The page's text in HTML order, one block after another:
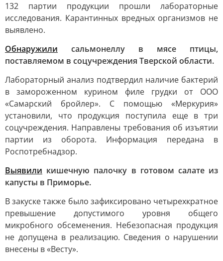
132 партии продукции прошли лабораторные
исследования. Карантинных вредных организмов не
выявлено.
Обнаружили сальмонеллу в мясе птицы,
поставляемом в соцучреждения Тверской области.
Лабораторный анализ подтвердил наличие бактерий
в замороженном курином филе грудки от ООО
«Самарский бройлер». С помощью «Меркурия»
установили, что продукция поступила еще в три
соцучреждения. Направлены требования об изъятии
партии из оборота. Информация передана в
Роспотребнадзор.
Выявили кишечную палочку в готовом салате из
капусты в Приморье.
В закуске также было зафиксировано четырехкратное
превышение допустимого уровня общего
микробного обсеменения. Небезопасная продукция
не допущена в реализацию. Сведения о нарушении
внесены в «Весту».